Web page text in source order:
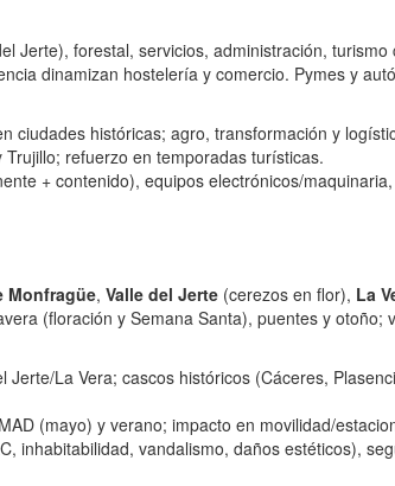
Jerte), forestal, servicios, administración,
dinamizan hostelería y comercio. Pymes y
ciudades históricas; agro, transformación y
refuerzo en temporadas turísticas.
+ contenido), equipos electrónicos/
Monfragüe, Valle del Jerte (cerezos en flor), La
(floración y Semana Santa), puentes y otoño;
La Vera; cascos históricos (Cáceres,
(mayo) y verano; impacto en movilidad/
inhabitabilidad, vandalismo, daños estéticos),